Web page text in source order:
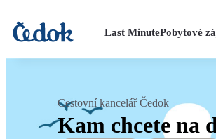
Last MinutePobytové
Cestovní kancelář Čedok
Kam chcete na